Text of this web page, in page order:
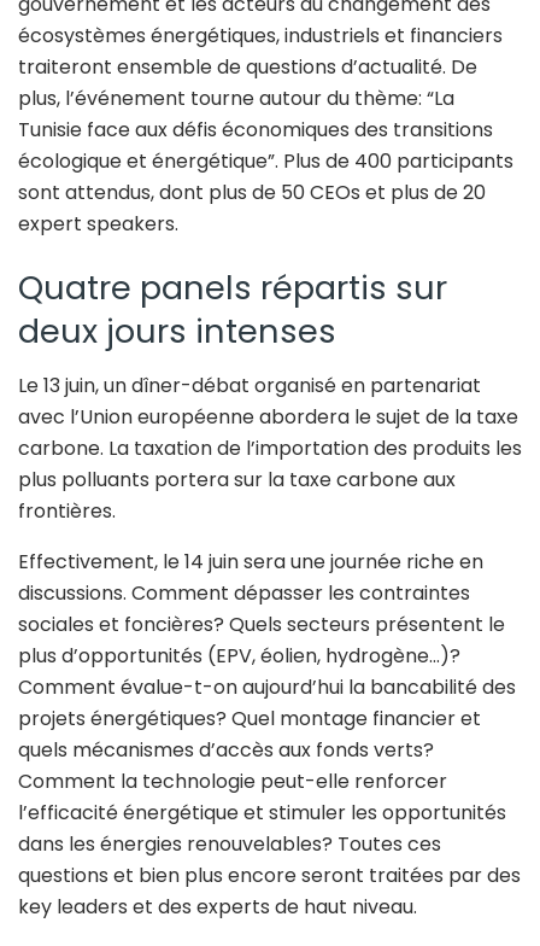
écosystèmes énergétiques, industriels et financiers
traiteront ensemble de questions d’actualité. De
plus, l’événement tourne autour du thème: “La
Tunisie face aux défis économiques des transitions
écologique et énergétique”. Plus de 400 participants
sont attendus, dont plus de 50 CEOs et plus de 20
expert speakers.
Quatre panels répartis sur
deux jours intenses
Le 13 juin, un dîner-débat organisé en partenariat
avec l’Union européenne abordera le sujet de la taxe
carbone. La taxation de l’importation des produits les
plus polluants portera sur la taxe carbone aux
frontières.
Effectivement, le 14 juin sera une journée riche en
discussions. Comment dépasser les contraintes
sociales et foncières? Quels secteurs présentent le
plus d’opportunités (EPV, éolien, hydrogène…)?
Comment évalue-t-on aujourd’hui la bancabilité des
projets énergétiques? Quel montage financier et
quels mécanismes d’accès aux fonds verts?
Comment la technologie peut-elle renforcer
l’efficacité énergétique et stimuler les opportunités
dans les énergies renouvelables? Toutes ces
questions et bien plus encore seront traitées par des
key leaders et des experts de haut niveau.